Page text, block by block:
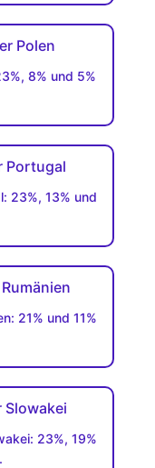
Polen
8% und 5%
Portugal
23%, 13% und
21% und 11%
23%, 19%